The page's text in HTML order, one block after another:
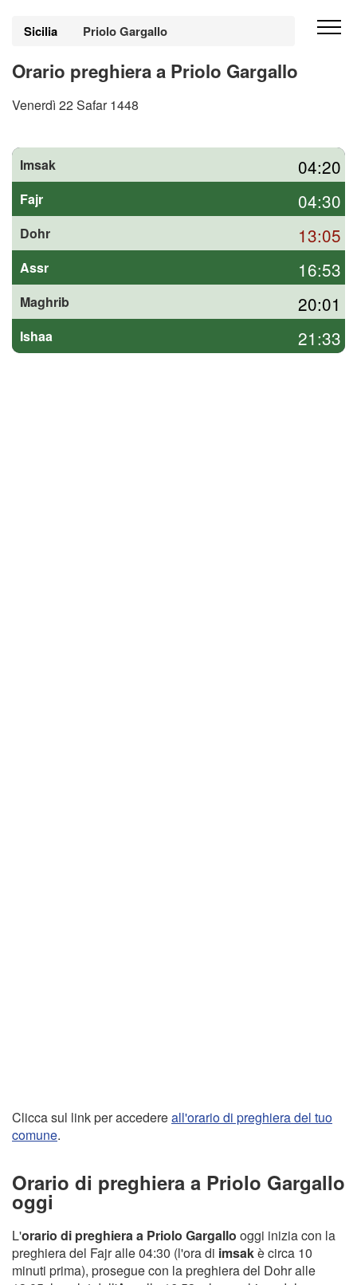
Sicilia Priolo Gargallo
Orario preghiera a Priolo Gargallo
Venerdì 22 Safar 1448
Imsak 04:20
Fajr 04:30
Dohr 13:05
Assr 16:53
Maghrib 20:01
Ishaa 21:33
Clicca sul link per accedereall'orario di preghiera del tuo
comune.
Orario di preghiera a Priolo Gargallo
oggi
L'orario di preghiera a Priolo Gargallo oggi inizia con la
preghiera del Fajr alle 04:30 (l'ora di imsakè circa 10
minuti prima), prosegue con la preghiera del Dohr alle